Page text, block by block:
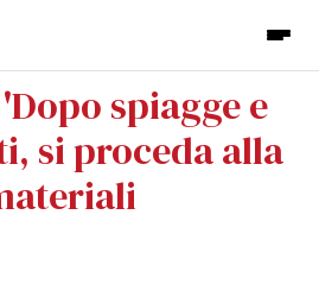
spiagge e
si proceda alla